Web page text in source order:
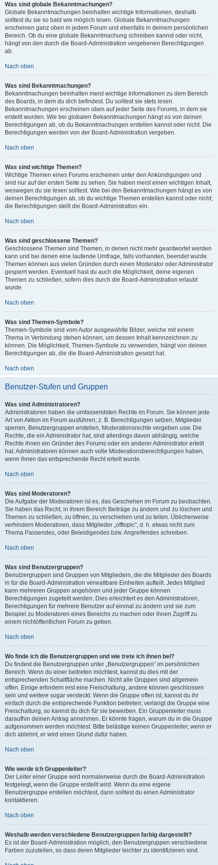
Was sind globale Bekanntmachungen?
Globale Bekanntmachungen beinhalten wichtige Informationen, deshalb
solltest du sie so bald wie möglich lesen. Globale Bekanntmachungen
erscheinen ganz oben in jedem Forum und ebenfalls in deinem persönlichen
Bereich. Ob du eine globale Bekanntmachung schreiben kannst oder nicht,
hängt von den durch die Board-Administration vergebenen Berechtigungen
ab.
Nach oben
Was sind Bekanntmachungen?
Bekanntmachungen beinhalten meist wichtige Informationen zu dem Bereich
des Boards, in dem du dich befindest. Du solltest sie stets lesen.
Bekanntmachungen erscheinen oben auf jeder Seite des Forums, in dem sie
erstellt wurden. Wie bei globalen Bekanntmachungen hängt es von deinen
Berechtigungen ab, ob du Bekanntmachungen erstellen kannst oder nicht. Die
Berechtigungen werden von der Board-Administration vergeben.
Nach oben
Was sind wichtige Themen?
Wichtige Themen eines Forums erscheinen unter den Ankündigungen und
sind nur auf der ersten Seite zu sehen. Sie haben meist einen wichtigen Inhalt,
weswegen du sie lesen solltest. Wie bei den Bekanntmachungen hängt es von
deinen Berechtigungen ab, ob du wichtige Themen erstellen kannst oder nicht;
die Berechtigungen stellt die Board-Administration ein.
Nach oben
Was sind geschlossene Themen?
Geschlossene Themen sind Themen, in denen nicht mehr geantwortet werden
kann und bei denen eine laufende Umfrage, falls vorhanden, beendet wurde.
Themen können aus vielen Gründen durch einen Moderator oder Administrator
gesperrt werden. Eventuell hast du auch die Möglichkeit, deine eigenen
Themen zu schließen, sofern dies durch die Board-Administration erlaubt
wurde.
Nach oben
Was sind Themen-Symbole?
Themen-Symbole sind vom Autor ausgewählte Bilder, welche mit einem
Thema in Verbindung stehen können, um dessen Inhalt kennzeichnen zu
können. Die Möglichkeit, Themen-Symbole zu verwenden, hängt von deinen
Berechtigungen ab, die die Board-Administration gesetzt hat.
Nach oben
Benutzer-Stufen und Gruppen
Was sind Administratoren?
Administratoren haben die umfassendsten Rechte im Forum. Sie können jede
Art von Aktion im Forum ausführen; z. B. Berechtigungen setzen, Mitglieder
sperren, Benutzergruppen erstellen, Moderationsrechte vergeben usw. Die
Rechte, die ein Administrator hat, sind allerdings davon abhängig, welche
Rechte ihnen ein Gründer des Forums oder ein anderer Administrator erteilt
hat. Administratoren können auch volle Moderationsberechtigungen haben,
wenn ihnen das entsprechende Recht erteilt wurde.
Nach oben
Was sind Moderatoren?
Die Aufgabe der Moderatoren ist es, das Geschehen im Forum zu beobachten.
Sie haben das Recht, in ihrem Bereich Beiträge zu ändern und zu löschen und
Themen zu schließen, zu öffnen, zu verschieben und zu teilen. Üblicherweise
verhindern Moderatoren, dass Mitglieder „offtopic“, d. h. etwas nicht zum
Thema Passendes, oder Beleidigendes bzw. Angreifendes schreiben.
Nach oben
Was sind Benutzergruppen?
Benutzergruppen sind Gruppen von Mitgliedern, die die Mitglieder des Boards
in für die Board-Administration verwaltbare Einheiten aufteilt. Jedes Mitglied
kann mehreren Gruppen angehören und jeder Gruppe können
Berechtigungen zugeteilt werden. Dies erleichtert es den Administratoren,
Berechtigungen für mehrere Benutzer auf einmal zu ändern und sie zum
Beispiel zu Moderatoren eines Bereichs zu machen oder ihnen Zugriff zu
einem nichtöffentlichen Forum zu geben.
Nach oben
Wo finde ich die Benutzergruppen und wie trete ich ihnen bei?
Du findest die Benutzergruppen unter „Benutzergruppen“ im persönlichen
Bereich. Wenn du einer beitreten möchtest, kannst du dies mit der
entsprechenden Schaltfläche machen. Nicht alle Gruppen sind allgemein
offen. Einige erfordern erst eine Freischaltung, andere können geschlossen
sein und weitere sogar versteckt. Wenn die Gruppe offen ist, kannst du ihr
einfach durch die entsprechende Funktion beitreten; verlangt die Gruppe eine
Freischaltung, so kannst du dich für sie bewerben. Ein Gruppenleiter muss
daraufhin deinen Antrag annehmen. Er könnte fragen, warum du in die Gruppe
aufgenommen werden möchtest. Bitte belästige keinen Gruppenleiter, wenn er
dich ablehnt, er wird einen Grund dafür haben.
Nach oben
Wie werde ich Gruppenleiter?
Der Leiter einer Gruppe wird normalerweise durch die Board-Administration
festgelegt, wenn die Gruppe erstellt wird. Wenn du eine eigene
Benutzergruppe erstellen möchtest, dann solltest du einen Administrator
kontaktieren.
Nach oben
Weshalb werden verschiedene Benutzergruppen farbig dargestellt?
Es ist der Board-Administration möglich, den Benutzergruppen verschiedene
Farben zuzuteilen, so dass deren Mitglieder leichter zu identifizieren sind.